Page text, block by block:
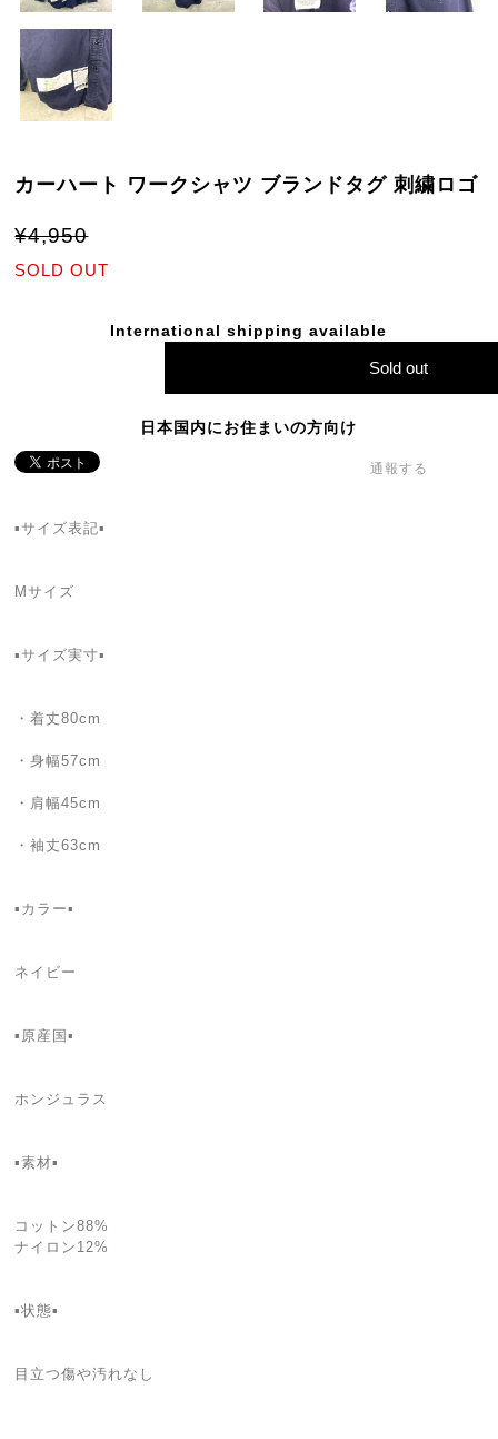
カーハート ワークシャツ ブランドタグ 刺繍ロゴ
¥4,950
SOLD OUT
International shipping available
Sold out
日本国内にお住まいの方向け
通報する
▪️サイズ表記▪
Mサイズ
▪️サイズ実寸▪️
・着丈80cm
・身幅57cm
・肩幅45cm
・袖丈63cm
▪カラー▪
ネイビー
▪️原産国▪
ホンジュラス
▪️素材▪
コットン88%
ナイロン12%
▪️状態▪️
目立つ傷や汚れなし